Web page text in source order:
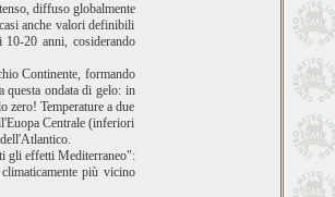
diffuso globalmente
anche valori definibili
20 anni, cosiderando
Continente, formando
questa ondata di gelo: in
zero! Temperature a due
Centrale (inferiori
gli effetti Mediterraneo":
più vicino